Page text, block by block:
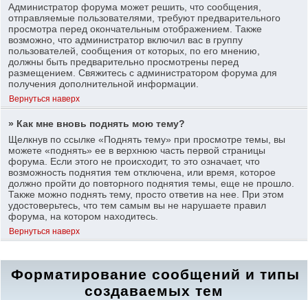
Администратор форума может решить, что сообщения,
отправляемые пользователями, требуют предварительного
просмотра перед окончательным отображением. Также
возможно, что администратор включил вас в группу
пользователей, сообщения от которых, по его мнению,
должны быть предварительно просмотрены перед
размещением. Свяжитесь с администратором форума для
получения дополнительной информации.
Вернуться наверх
» Как мне вновь поднять мою тему?
Щелкнув по ссылке «Поднять тему» при просмотре темы, вы
можете «поднять» ее в верхнюю часть первой страницы
форума. Если этого не происходит, то это означает, что
возможность поднятия тем отключена, или время, которое
должно пройти до повторного поднятия темы, еще не прошло.
Также можно поднять тему, просто ответив на нее. При этом
удостоверьтесь, что тем самым вы не нарушаете правил
форума, на котором находитесь.
Вернуться наверх
Форматирование сообщений и типы
создаваемых тем